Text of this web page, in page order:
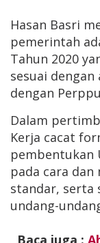
Hasan Basri
pemerintah
Tahun 2020
sesuai
dengan
Dalam
Kerja cacat
pembentukan
pada cara
standar, serta
undang-
Baca juga :